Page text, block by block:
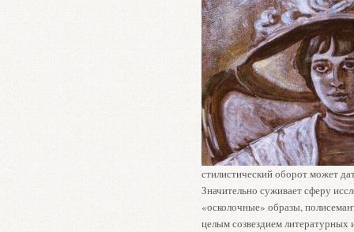
стилистический оборот может
Значительно суживает сферу
«осколочные» образы,
целым созвездием литературных